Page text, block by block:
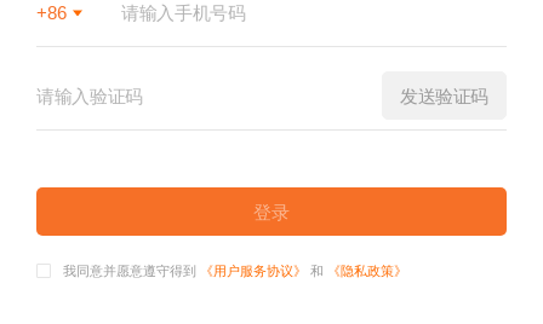
+86
发送验证码
登录
我同意并愿意遵守得到 《用户服务协议》 和 《隐私政策》